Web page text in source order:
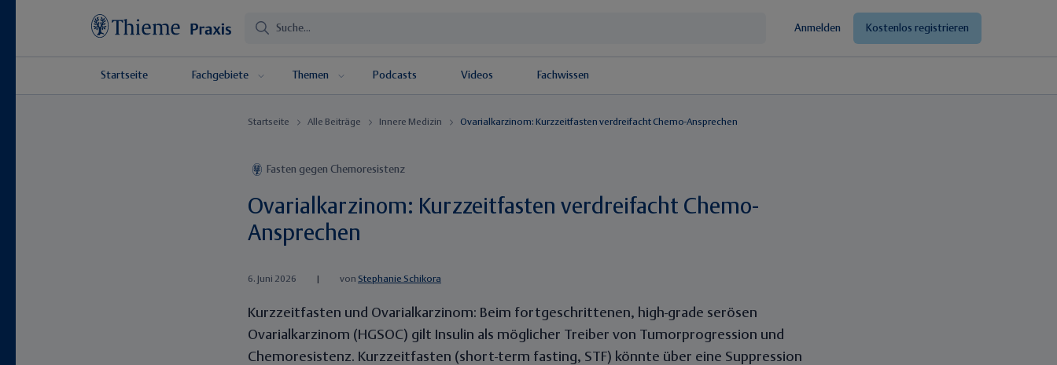
Anmelden Kostenlos registrieren
Startseite Fachgebiete Themen Podcasts Videos Fachwissen
Startseite Alle Beiträge Innere Medizin Ovarialkarzinom: Kurzzeitfasten verdreifacht Chemo-Ansprechen
Fasten gegen Chemoresistenz
Ovarialkarzinom: Kurzzeitfasten verdreifacht Chemo-
Ansprechen
6. Juni 2026 von Stephanie Schikora
Kurzzeitfasten und Ovarialkarzinom: Beim fortgeschrittenen, high-grade serösen
Ovarialkarzinom (HGSOC) gilt Insulin als möglicher Treiber von Tumorprogression und
Chemoresistenz. Kurzzeitfasten (short-term fasting, STF) könnte über eine Suppression